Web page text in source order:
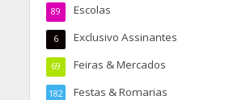
Escolas
89
Exclusivo Assinantes
6
Feiras & Mercados
69
Festas & Romarias
182